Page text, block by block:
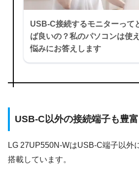
USB-C接続するモニターって
ば良いの？私のパソコンは使
悩みにお答えします
USB-C以外の接続端子も豊富
LG 27UP550N-WはUSB-C端子以外
搭載しています。